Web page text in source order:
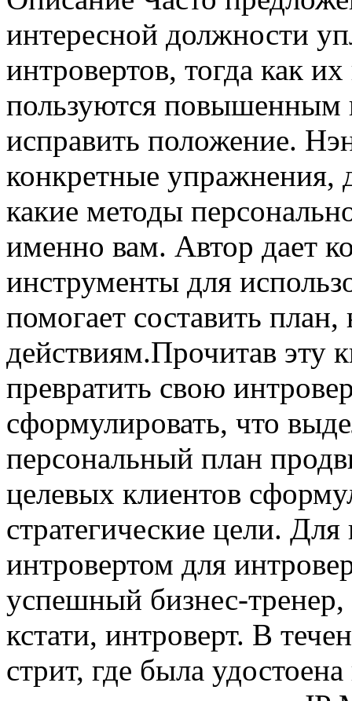
интересной должности
интровертов, тогда как
пользуются повышенным
исправить положение.
конкретные упражнения,
какие методы
именно вам. Автор дает
инструменты для
помогает составить
действиям.Прочитав эту
превратить свою
сформулировать, что
персональный план
целевых клиентов
стратегические цели.
интровертом для
успешный бизнес-тренер,
кстати, интроверт. В
стрит, где была